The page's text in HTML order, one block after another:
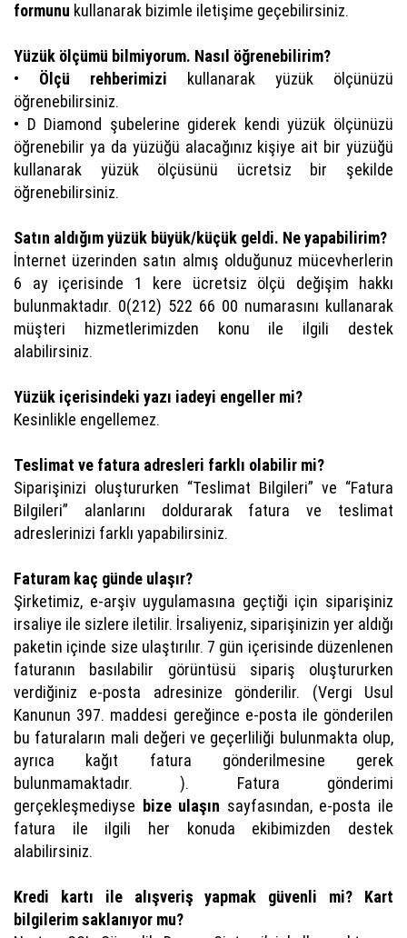
formunu kullanarak bizimle iletişime geçebilirsiniz.
Yüzük ölçümü bilmiyorum. Nasıl öğrenebilirim?
• Ölçü rehberimizi kullanarak yüzük ölçünüzü
öğrenebilirsiniz.
• D Diamond şubelerine giderek kendi yüzük ölçünüzü
öğrenebilir ya da yüzüğü alacağınız kişiye ait bir yüzüğü
kullanarak yüzük ölçüsünü ücretsiz bir şekilde
öğrenebilirsiniz.
Satın aldığım yüzük büyük/küçük geldi. Ne yapabilirim?
İnternet üzerinden satın almış olduğunuz mücevherlerin
6 ay içerisinde 1 kere ücretsiz ölçü değişim hakkı
bulunmaktadır. 0(212) 522 66 00 numarasını kullanarak
müşteri hizmetlerimizden konu ile ilgili destek
alabilirsiniz.
Yüzük içerisindeki yazı iadeyi engeller mi?
Kesinlikle engellemez.
Teslimat ve fatura adresleri farklı olabilir mi?
Siparişinizi oluştururken “Teslimat Bilgileri” ve “Fatura
Bilgileri” alanlarını doldurarak fatura ve teslimat
adreslerinizi farklı yapabilirsiniz.
Faturam kaç günde ulaşır?
Şirketimiz, e-arşiv uygulamasına geçtiği için siparişiniz
irsaliye ile sizlere iletilir. İrsaliyeniz, siparişinizin yer aldığı
paketin içinde size ulaştırılır. 7 gün içerisinde düzenlenen
faturanın basılabilir görüntüsü sipariş oluştururken
verdiğiniz e-posta adresinize gönderilir. (Vergi Usul
Kanunun 397. maddesi gereğince e-posta ile gönderilen
bu faturaların mali değeri ve geçerliliği bulunmakta olup,
ayrıca kağıt fatura gönderilmesine gerek
bulunmamaktadır. ). Fatura gönderimi
gerçekleşmediyse bize ulaşın sayfasından, e-posta ile
fatura ile ilgili her konuda ekibimizden destek
alabilirsiniz.
Kredi kartı ile alışveriş yapmak güvenli mi? Kart
bilgilerim saklanıyor mu?